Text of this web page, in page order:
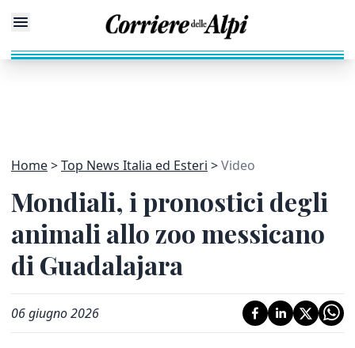
Home Top News Italia ed Esteri Video
Mondiali, i pronostici degli
animali allo zoo messicano
di Guadalajara
06 giugno 2026